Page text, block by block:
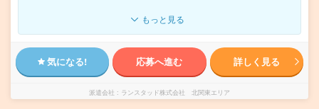
もっと見る
気になる! 応募へ進む 詳しく見る
派遣会社 ランスタッド株式会社 北関東エリア